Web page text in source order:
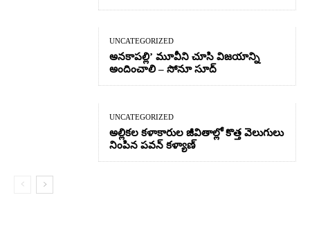
UNCATEGORIZED
అనకాపల్లి’ మూవీని చూసి విజయాన్ని
అందించాలి – సోనూ సూద్
UNCATEGORIZED
అల్లికల కళాకారుల జీవితాల్లో కొత్త వెలుగులు
నింపిన పవన్ కళ్యాణ్